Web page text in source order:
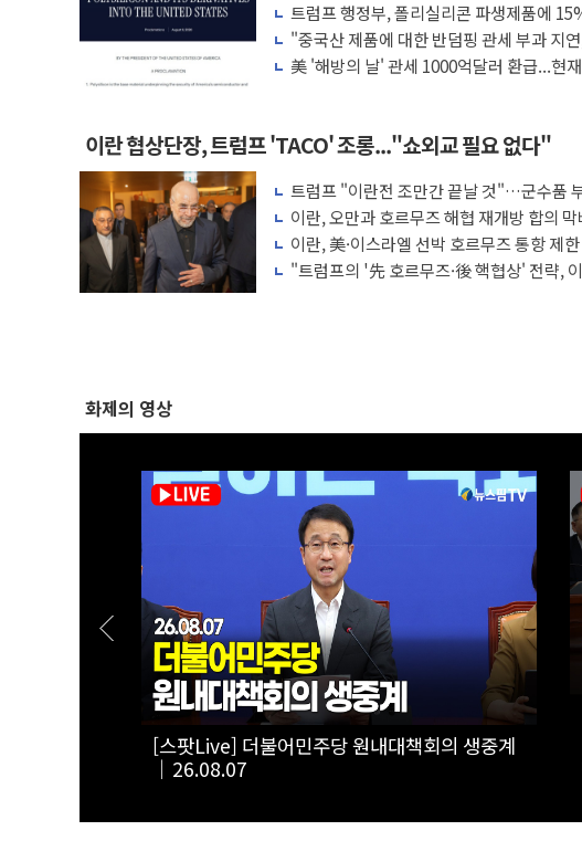
퍼스트솔라·T1에너지 급등
트럼프 행정부, 폴리실리콘 파생제품에
"중국산 제품에 대한 반덤핑 관세 부과 지
돌"
美 '해방의 날' 관세 1000억달러 환급...현
이란 협상단장, 트럼프 'TACO' 조롱..."쇼외교 필요 없다"
트럼프 "이란전 조만간 끝날 것"…군수품
무기 보유"
이란, 오만과 호르무즈 해협 재개방 합의
상 없어"
이란, 美·이스라엘 선박 호르무즈 통항 제
을 권한 없어"
"트럼프의 '先 호르무즈·後 핵협상' 전략,
화제의 영상
[실전! 해외주식] 퀄리스 52주 신고가, 어닝서프
라이즈에 월가 환호